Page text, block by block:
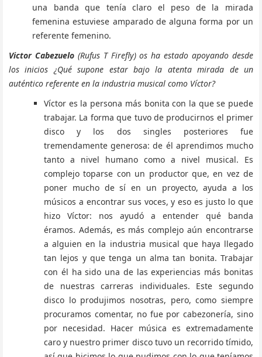
una banda que tenía claro el peso de la mirada
femenina estuviese amparado de alguna forma por un
referente femenino.
Victor Cabezuelo(Rufus T Firefly) os ha estado apoyando desde
los inicios ¿Qué supone estar bajo la atenta mirada de un
auténtico referente en la industria musical como Víctor?
Víctor es la persona más bonita con la que se puede
trabajar. La forma que tuvo de producirnos el primer
disco y los dos singles posteriores fue
tremendamente generosa: de él aprendimos mucho
tanto a nivel humano como a nivel musical. Es
complejo toparse con un productor que, en vez de
poner mucho de sí en un proyecto, ayuda a los
músicos a encontrar sus voces, y eso es justo lo que
hizo Víctor: nos ayudó a entender qué banda
éramos. Además, es más complejo aún encontrarse
a alguien en la industria musical que haya llegado
tan lejos y que tenga un alma tan bonita. Trabajar
con él ha sido una de las experiencias más bonitas
de nuestras carreras individuales. Este segundo
disco lo produjimos nosotras, pero, como siempre
procuramos comentar, no fue por cabezonería, sino
por necesidad. Hacer música es extremadamente
caro y nuestro primer disco tuvo un recorrido tímido,